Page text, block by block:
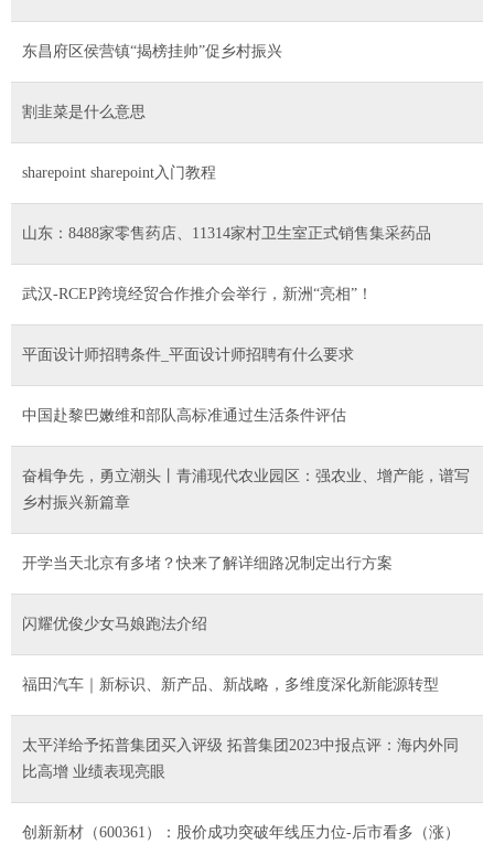
东昌府区侯营镇“揭榜挂帅”促乡村振兴
割韭菜是什么意思
sharepoint sharepoint入门教程
山东：8488家零售药店、11314家村卫生室正式销售集采药品
武汉-RCEP跨境经贸合作推介会举行，新洲“亮相”！
平面设计师招聘条件_平面设计师招聘有什么要求
中国赴黎巴嫩维和部队高标准通过生活条件评估
奋楫争先，勇立潮头丨青浦现代农业园区：强农业、增产能，谱写
乡村振兴新篇章
开学当天北京有多堵？快来了解详细路况制定出行方案
闪耀优俊少女马娘跑法介绍
福田汽车｜新标识、新产品、新战略，多维度深化新能源转型
太平洋给予拓普集团买入评级 拓普集团2023中报点评：海内外同
比高增 业绩表现亮眼
创新新材（600361）：股价成功突破年线压力位-后市看多（涨）